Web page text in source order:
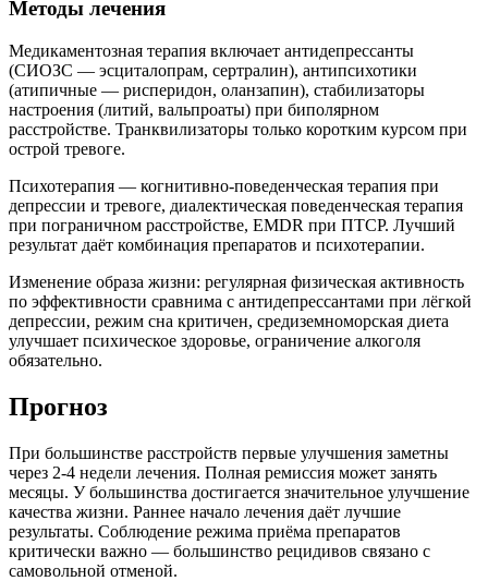
Методы лечения
Медикаментозная терапия включает антидепрессанты
(СИОЗС — эсциталопрам, сертралин), антипсихотики
(атипичные — рисперидон, оланзапин), стабилизаторы
настроения (литий, вальпроаты) при биполярном
расстройстве. Транквилизаторы только коротким курсом при
острой тревоге.
Психотерапия — когнитивно-поведенческая терапия при
депрессии и тревоге, диалектическая поведенческая терапия
при пограничном расстройстве, EMDR при ПТСР. Лучший
результат даёт комбинация препаратов и психотерапии.
Изменение образа жизни: регулярная физическая активность
по эффективности сравнима с антидепрессантами при лёгкой
депрессии, режим сна критичен, средиземноморская диета
улучшает психическое здоровье, ограничение алкоголя
обязательно.
Прогноз
При большинстве расстройств первые улучшения заметны
через 2-4 недели лечения. Полная ремиссия может занять
месяцы. У большинства достигается значительное улучшение
качества жизни. Раннее начало лечения даёт лучшие
результаты. Соблюдение режима приёма препаратов
критически важно — большинство рецидивов связано с
самовольной отменой.